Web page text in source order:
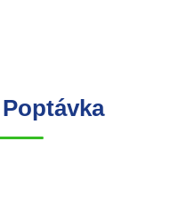
Poptávka